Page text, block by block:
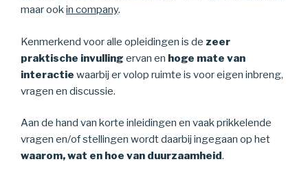
maar ookin company.
Kenmerkend voor alle opleidingen is de zeer
praktische invulling ervan en hoge mate van
interactie waarbij er volop ruimte is voor eigen inbreng,
vragen en discussie.
Aan de hand van korte inleidingen en vaak prikkelende
vragen en/of stellingen wordt daarbij ingegaan op het
waarom, wat en hoe van duurzaamheid.